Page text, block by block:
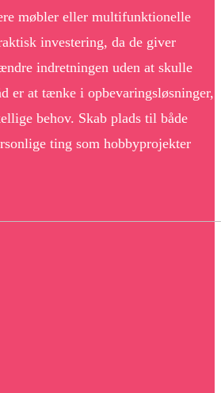
møbler eller multifunktionelle
investering, da de giver
indretningen uden at skulle
er at tænke i opbevaringsløsninger,
behov. Skab plads til både
ting som hobbyprojekter